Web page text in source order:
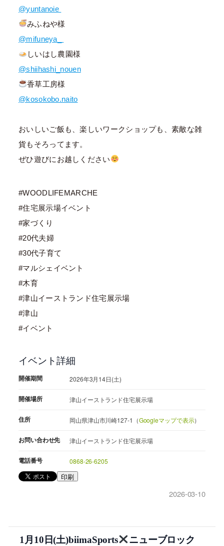
@yuntanoie
みふねや様
@mifuneya_
しいはし農園様
@shiihashi_nouen
香草工房様
@kosokobo.naito
おいしいご飯も、楽しいワークショップも、素敵な雑
貨もそろってます。
ぜひ遊びにお越しください
#WOODLIFEMARCHE
#住宅展示場イベント
#家づくり
#20代夫婦
#30代子育て
#マルシェイベント
#木育
#津山イーストランド住宅展示場
#津山
#イベント
イベント詳細
開催期間 2026年3月14日(土)
開催場所 津山イーストランド住宅展示場
住所 岡山県津山市川崎127-1（Googleマップで表示）
お問い合わせ先 津山イーストランド住宅展示場
電話番号 0868-26-6205
印刷
2026-03-10
1月10日(土)biimaSports
ニューブロック